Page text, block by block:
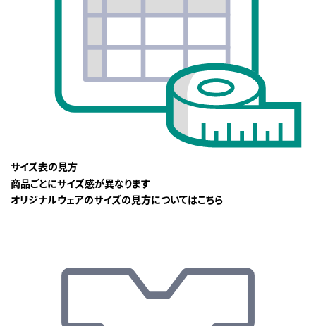
サイズ表の見方
商品ごとにサイズ感が異なります
オリジナルウェアのサイズの見方についてはこちら